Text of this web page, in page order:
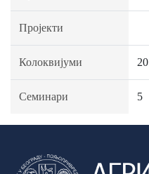
Пројекти
Колоквијуми 20
Семинари 5